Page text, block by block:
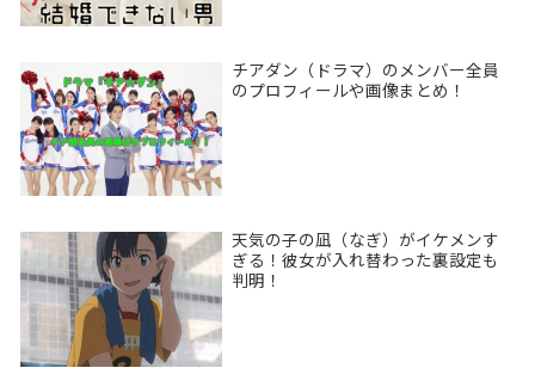
チアダン（ドラマ）のメンバー全員
のプロフィールや画像まとめ！
天気の子の凪（なぎ）がイケメンす
ぎる！彼女が入れ替わった裏設定も
判明！